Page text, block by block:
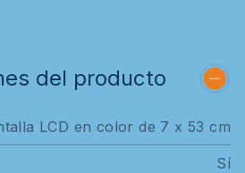
del producto
LCD en color de 7 x 53 cm
Sí